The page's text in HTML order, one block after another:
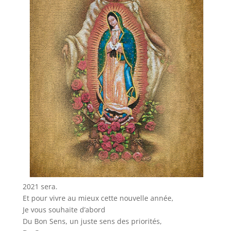
2021 sera.
Et pour vivre au mieux cette nouvelle année,
Je vous souhaite d’abord
Du Bon Sens, un juste sens des priorités,